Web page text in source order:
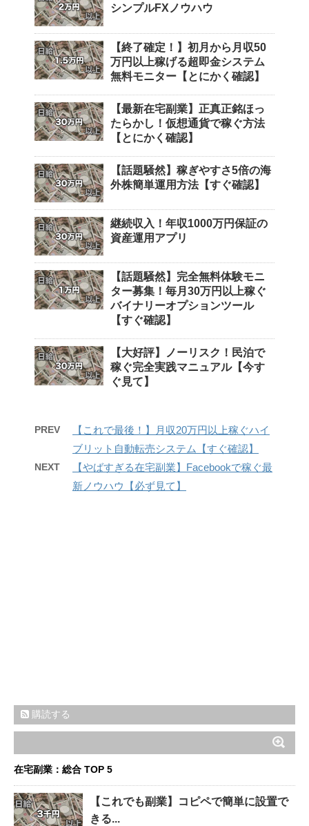
シンプルFXノウハウ
【終了確定！】初月から月収50
万円以上稼げる超即金システム
無料モニター【とにかく確認】
【最新在宅副業】正真正銘ほっ
たらかし！仮想通貨で稼ぐ方法
【とにかく確認】
【話題騒然】稼ぎやすさ5倍の海
外株簡単運用方法【すぐ確認】
継続収入！年収1000万円保証の
資産運用アプリ
【話題騒然】完全無料体験モニ
ター募集！毎月30万円以上稼ぐ
バイナリーオプションツール
【すぐ確認】
【大好評】ノーリスク！民泊で
稼ぐ完全実践マニュアル【今す
ぐ見て】
PREV
【これで最後！】月収20万円以上稼ぐハイ
ブリット自動転売システム【すぐ確認】
NEXT
【やばすぎる在宅副業】Facebookで稼ぐ最
新ノウハウ【必ず見て】
購読する
在宅副業：総合 TOP 5
【これでも副業】コピペで簡単に設置で
きる...